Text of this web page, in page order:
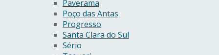
Paverama
Poço das Antas
Progresso
Santa Clara do Sul
Sério